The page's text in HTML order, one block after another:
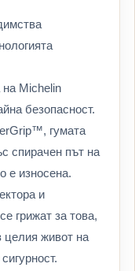
на Michelin
безопасност.
гумата
спирачен път на
е износена.
и
грижат за това,
целия живот на